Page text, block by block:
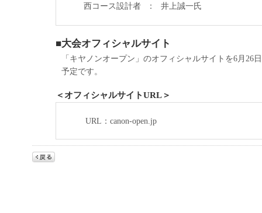
西コース設計者
： 井上誠一氏
■大会オフィシャルサイト
「キヤノンオープン」のオフィシャルサイトを6月
予定です。
＜オフィシャルサイトURL＞
URL：canon-open.jp